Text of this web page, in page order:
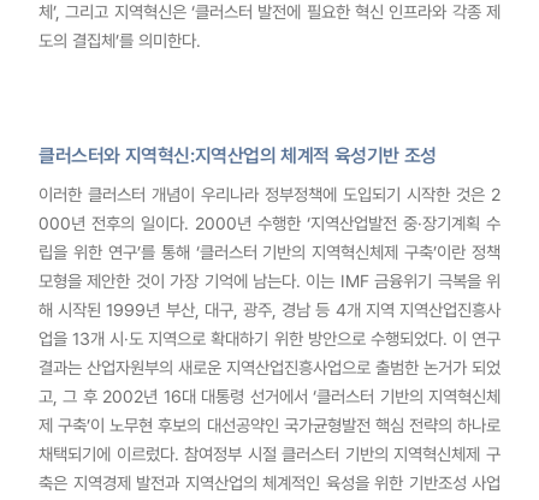
체’, 그리고 지역혁신은 ‘클러스터 발전에 필요한 혁신 인프라와 각종 제
도의 결집체’를 의미한다.
클러스터와 지역혁신:지역산업의 체계적 육성기반 조성
이러한 클러스터 개념이 우리나라 정부정책에 도입되기 시작한 것은 2
000년 전후의 일이다. 2000년 수행한 ‘지역산업발전 중·장기계획 수
립을 위한 연구’를 통해 ‘클러스터 기반의 지역혁신체제 구축’이란 정책
모형을 제안한 것이 가장 기억에 남는다. 이는 IMF 금융위기 극복을 위
해 시작된 1999년 부산, 대구, 광주, 경남 등 4개 지역 지역산업진흥사
업을 13개 시·도 지역으로 확대하기 위한 방안으로 수행되었다. 이 연구
결과는 산업자원부의 새로운 지역산업진흥사업으로 출범한 논거가 되었
고, 그 후 2002년 16대 대통령 선거에서 ‘클러스터 기반의 지역혁신체
제 구축’이 노무현 후보의 대선공약인 국가균형발전 핵심 전략의 하나로
채택되기에 이르렀다. 참여정부 시절 클러스터 기반의 지역혁신체제 구
축은 지역경제 발전과 지역산업의 체계적인 육성을 위한 기반조성 사업